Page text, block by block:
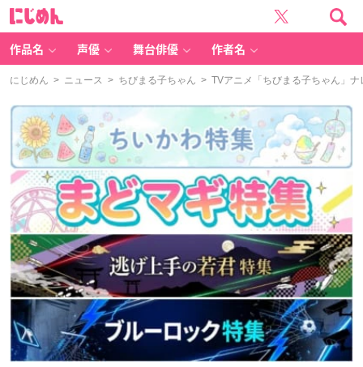
作品名 声優 舞台俳優 作者名
にじめん > ニュース > ちびまる子ちゃん > TVアニメ「ちびまる子ちゃん」